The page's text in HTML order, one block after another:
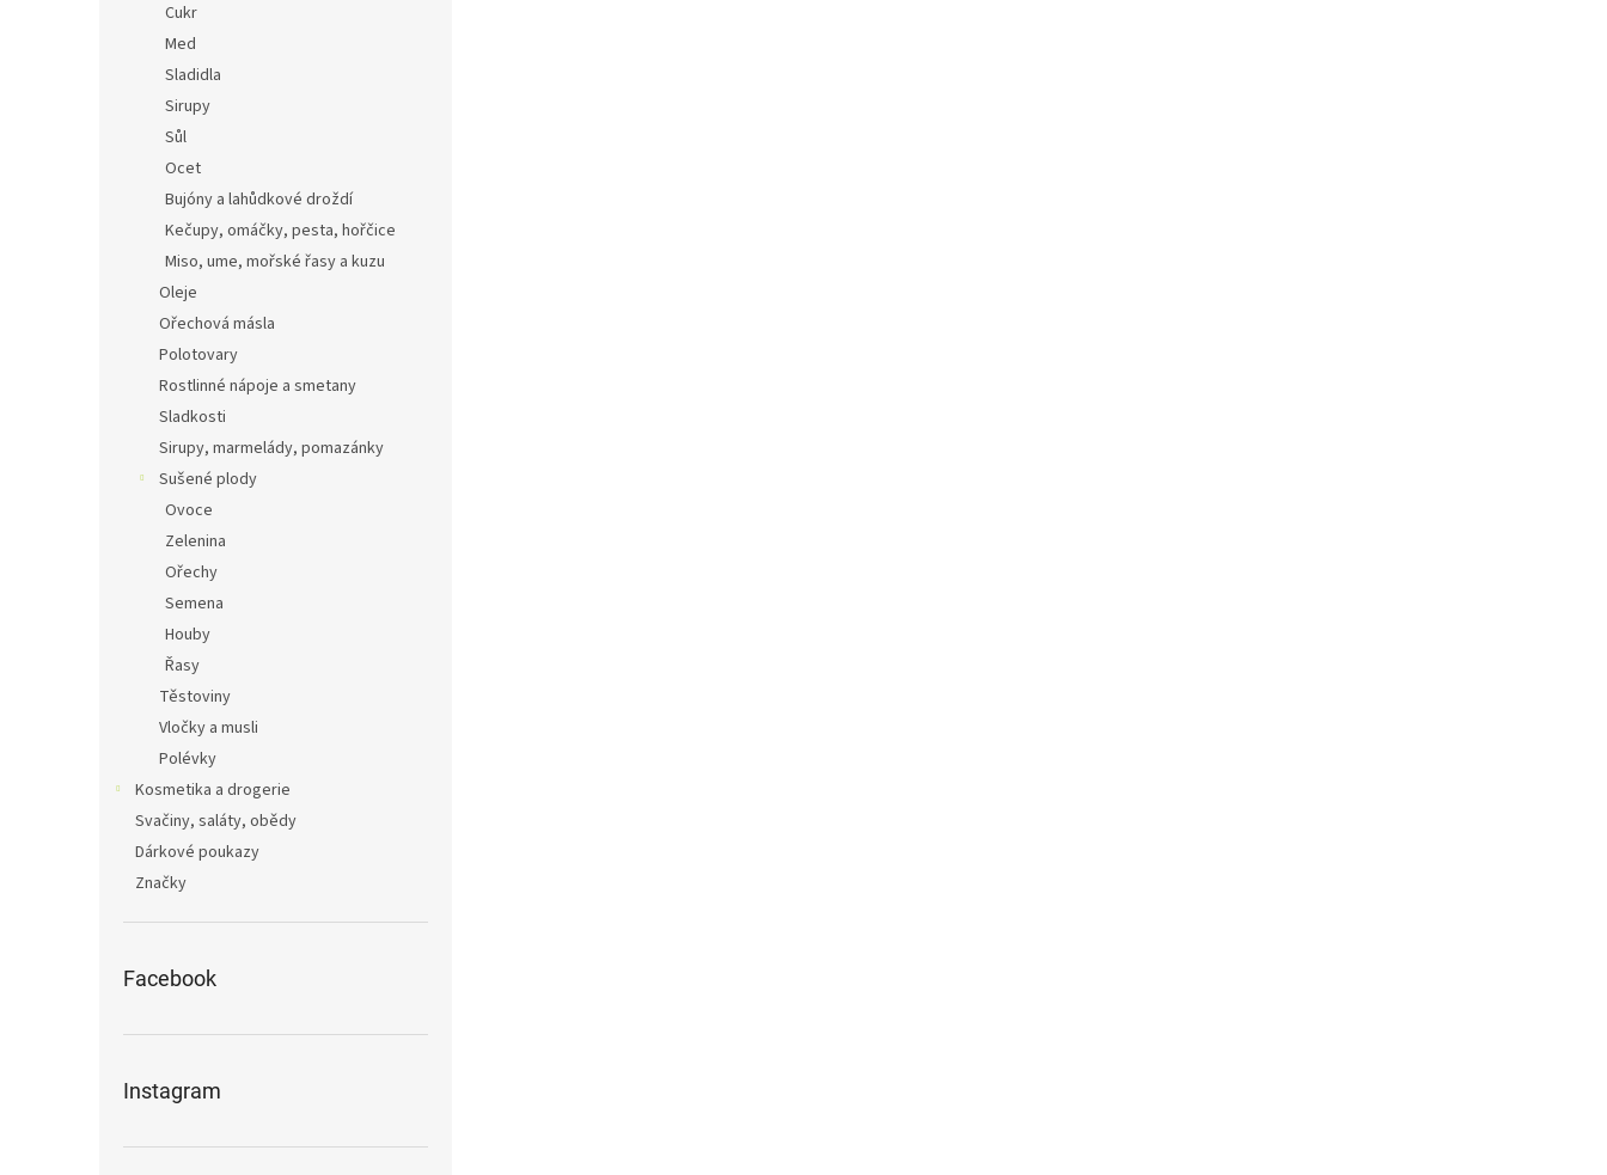
Cukr
Med
Sladidla
Sirupy
Sůl
Ocet
Bujóny a lahůdkové droždí
Kečupy, omáčky, pesta, hořčice
Miso, ume, mořské řasy a kuzu
Oleje
Ořechová másla
Polotovary
Rostlinné nápoje a smetany
Sladkosti
Sirupy, marmelády, pomazánky
Sušené plody
Ovoce
Zelenina
Ořechy
Semena
Houby
Řasy
Těstoviny
Vločky a musli
Polévky
Kosmetika a drogerie
Svačiny, saláty, obědy
Dárkové poukazy
Značky
Facebook
Instagram